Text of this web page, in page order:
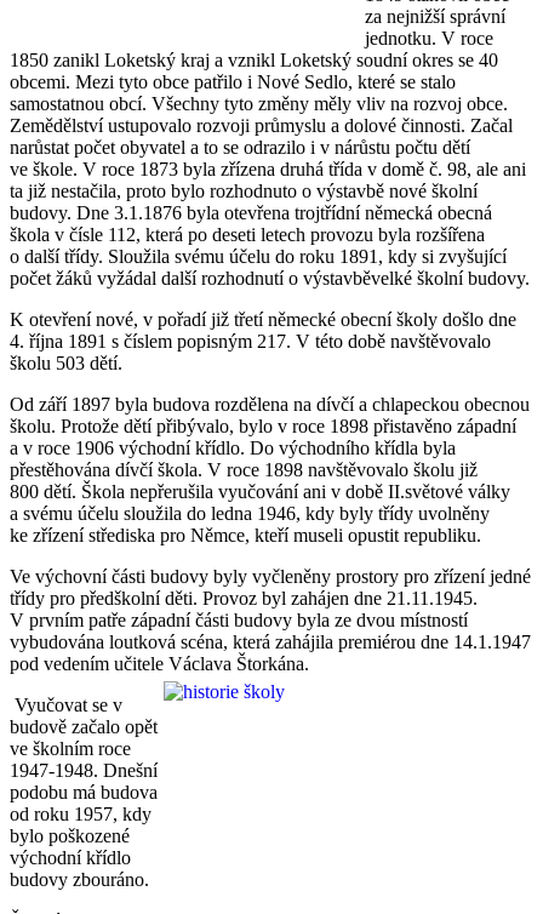
za nejnižší správní
jednotku. V roce
1850 zanikl Loketský kraj a vznikl Loketský soudní okres se 40
obcemi. Mezi tyto obce patřilo i Nové Sedlo, které se stalo
samostatnou obcí. Všechny tyto změny měly vliv na rozvoj obce.
Zemědělství ustupovalo rozvoji průmyslu a dolové činnosti. Začal
narůstat počet obyvatel a to se odrazilo i v nárůstu počtu dětí
ve škole. V roce 1873 byla zřízena druhá třída v domě č. 98, ale ani
ta již nestačila, proto bylo rozhodnuto o výstavbě nové školní
budovy. Dne 3.1.1876 byla otevřena trojtřídní německá obecná
škola v čísle 112, která po deseti letech provozu byla rozšířena
o další třídy. Sloužila svému účelu do roku 1891, kdy si zvyšující
počet žáků vyžádal další rozhodnutí o výstavběvelké školní budovy.
K otevření nové, v pořadí již třetí německé obecní školy došlo dne
4. října 1891 s číslem popisným 217. V této době navštěvovalo
školu 503 dětí.
Od září 1897 byla budova rozdělena na dívčí a chlapeckou obecnou
školu. Protože dětí přibývalo, bylo v roce 1898 přistavěno západní
a v roce 1906 východní křídlo. Do východního křídla byla
přestěhována dívčí škola. V roce 1898 navštěvovalo školu již
800 dětí. Škola nepřerušila vyučování ani v době II.světové války
a svému účelu sloužila do ledna 1946, kdy byly třídy uvolněny
ke zřízení střediska pro Němce, kteří museli opustit republiku.
Ve výchovní části budovy byly vyčleněny prostory pro zřízení jedné
třídy pro předškolní děti. Provoz byl zahájen dne 21.11.1945.
V prvním patře západní části budovy byla ze dvou místností
vybudována loutková scéna, která zahájila premiérou dne 14.1.1947
pod vedením učitele Václava Štorkána.
Vyučovat se v
budově začalo opět
ve školním roce
1947-1948. Dnešní
podobu má budova
od roku 1957, kdy
bylo poškozené
východní křídlo
budovy zbouráno.